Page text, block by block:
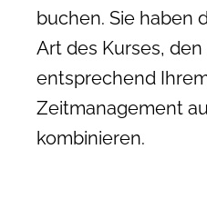
buchen. Sie haben
Art des Kurses,
entsprechend
Zeitmanagement
kombinieren.